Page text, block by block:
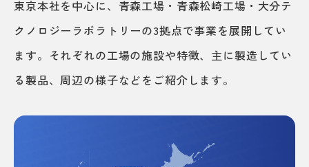
東京本社を中心に、青森工場・青森松崎工場・大分テ
クノロジーラボラトリーの3拠点で事業を展開してい
ます。 それぞれの工場の施設や特徴、主に製造してい
る製品、周辺の様子などをご紹介します。